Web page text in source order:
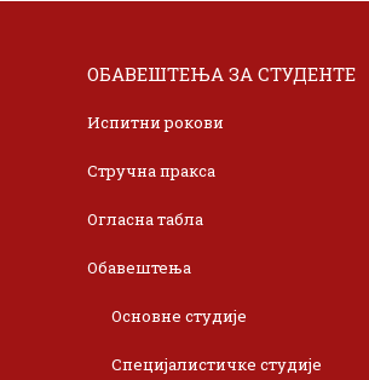
ОБАВЕШТЕЊА ЗА СТУДЕНТЕ
Испитни рокови
Стручна пракса
Огласна табла
Обавештења
Основне студије
Специјалистичке студије